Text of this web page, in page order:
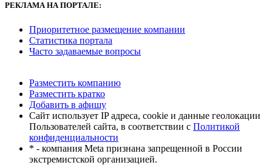
РЕКЛАМАНА ПОРТАЛЕ:
Приоритетное размещение компании
Статистика портала
Часто задаваемые вопросы
Разместить компанию
Разместить кратко
Добавить в афишу
Сайт использует IP адреса, cookie и данные геолокации
Пользователей сайта, в соответствии с Политикой
конфиденциальности
* - компания Meta признана запрещенной в России
экстремистской организацией.